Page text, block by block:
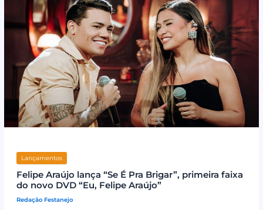
Lançamentos
Felipe Araújo lança “Se É Pra Brigar”, primeira faixa
do novo DVD “Eu, Felipe Araújo”
Redação Festanejo